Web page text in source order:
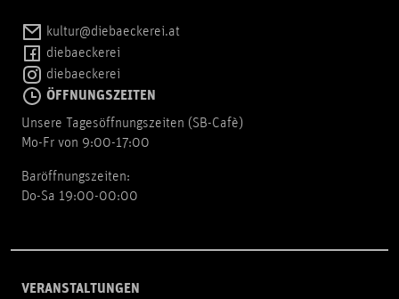
kultur@diebaeckerei.at
diebaeckerei
diebaeckerei
ÖFFNUNGSZEITEN
Unsere Tagesöffnungszeiten (SB-Cafè)
Mo-Fr von 9:00-17:00
Baröffnungszeiten:
Do-Sa 19:00-00:00
VERANSTALTUNGEN